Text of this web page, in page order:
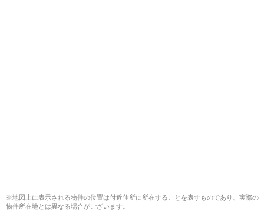
※地図上に表示される物件の位置は付近住所に所在することを表すものであり、実際の
物件所在地とは異なる場合がございます。